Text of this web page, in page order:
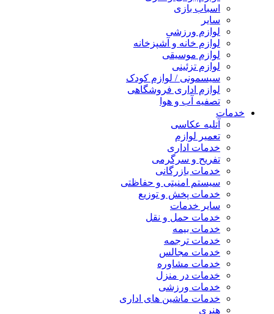
اسباب بازی
سایر
لوازم ورزشی
لوازم خانه و آشپزخانه
لوازم موسیقی
لوازم تزئینی
سیسمونی / لوازم کودک
لوازم اداری فروشگاهی
تصفیه آب و هوا
خدمات
آتلیه عکاسی
تعمیر لوازم
خدمات اداری
تفریح و سرگرمی
خدمات بازرگانی
سیستم امنیتی و حفاظتی
خدمات پخش و توزیع
سایر خدمات
خدمات حمل و نقل
خدمات بیمه
خدمات ترجمه
خدمات مجالس
خدمات مشاوره
خدمات در منزل
خدمات ورزشی
خدمات ماشین های اداری
هنری